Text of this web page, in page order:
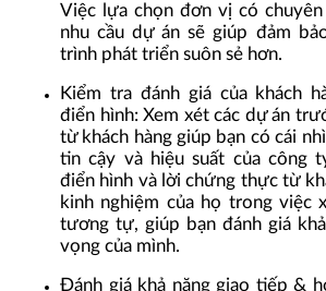
Việc lựa chọn đơn vị có
nhu cầu dự án sẽ giúp đảm
trình phát triển suôn sẻ hơn.
Kiểm tra đánh giá của khách
điển hình: Xem xét các dự án
từ khách hàng giúp bạn có cái
tin cậy và hiệu suất của công
điển hình và lời chứng thực từ
kinh nghiệm của họ trong việc
tương tự, giúp bạn đánh giá
vọng của mình.
Đánh giá khả năng giao tiếp &